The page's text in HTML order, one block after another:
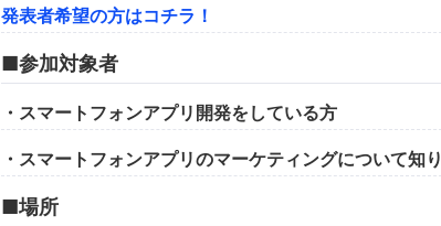
発表者希望の方はコチラ！
■参加対象者
・スマートフォンアプリ開発をしている方
・スマートフォンアプリのマーケティングについて知
■場所